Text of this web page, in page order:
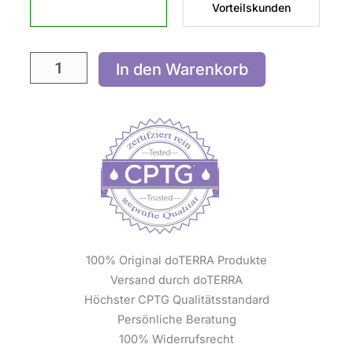
Vorteilskunden
In den Warenkorb
100% Original doTERRA Produkte
Versand durch doTERRA
Höchster CPTG Qualitätsstandard
Persönliche Beratung
100% Widerrufsrecht